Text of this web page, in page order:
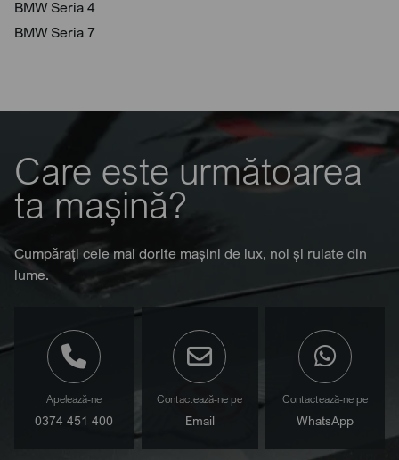
BMW Seria 4
BMW Seria 7
Care este următoarea
ta mașină?
Cumpărați cele mai dorite mașini de lux, noi și rulate din
lume.
Apelează-ne
0374 451 400
Contactează-ne pe
Email
Contactează-ne pe
WhatsApp